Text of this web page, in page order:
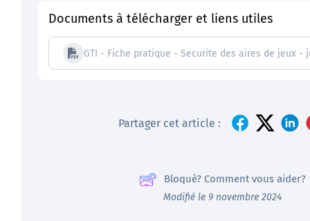
Documents à télécharger et liens utiles
GTI - Fiche pratique - Securite des aires de jeux -
Partager cet article :
Bloqué? Comment vous aider?
Modifié le 9 novembre 2024